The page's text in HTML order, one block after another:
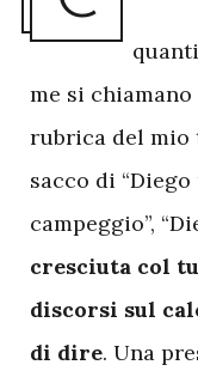
me si
rubrica del mio
sacco di “Diego
campeggio”,
cresciuta col
discorsi sul
di dire. Una